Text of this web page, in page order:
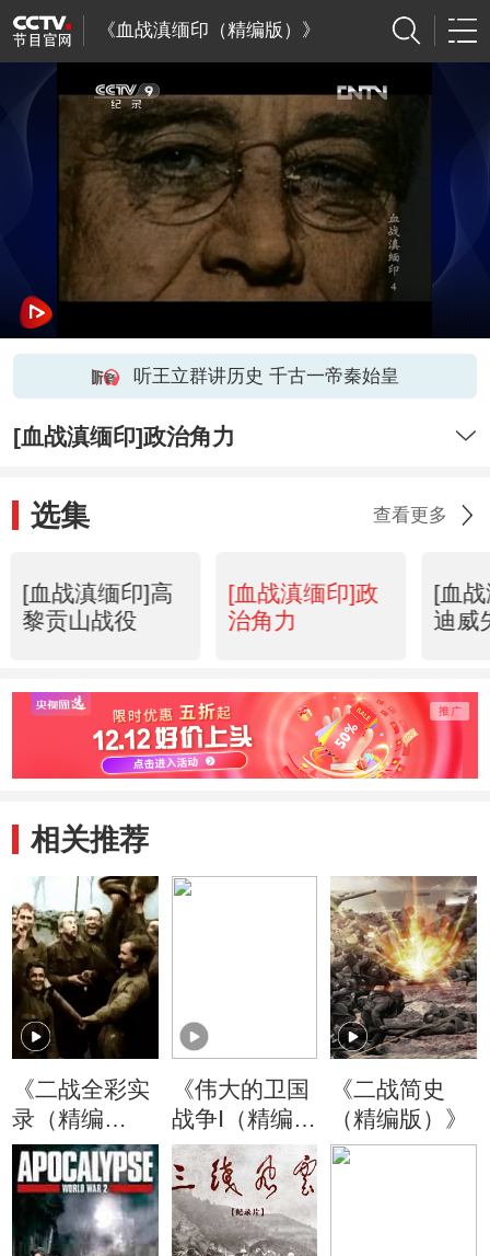
《血战滇缅印（精编版）》
听王立群讲历史 千古一帝秦始皇
[血战滇缅印]政治角力
选集 查看更多
[血战滇缅印]高
黎贡山战役
[血战滇缅印]政
治角力
[血
迪威
相关推荐
《二战全彩实
录（精编
版）》
《伟大的卫国
战争Ⅰ（精编
版）》
《二战简史
（精编版）》